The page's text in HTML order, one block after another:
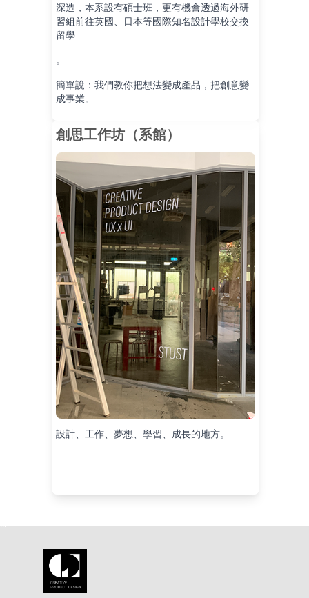
深造，本系設有碩士班，更有機會透過海外研
習組前往英國、日本等國際知名設計學校交換
留學
。
簡單說：我們教你把想法變成產品，把創意變
成事業。
創思工作坊（系館）
設計、工作、夢想、學習、成長的地方。
:::